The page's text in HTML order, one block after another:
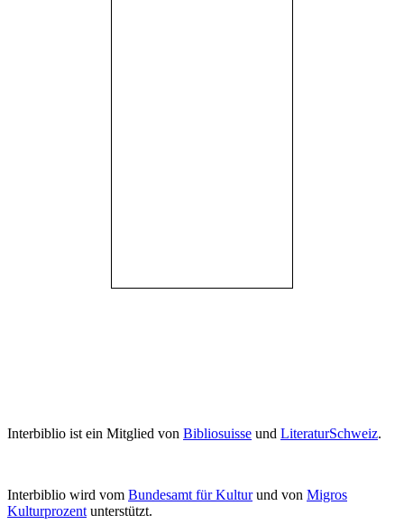
Interbiblio ist ein Mitglied von Bibliosuisse und LiteraturSchweiz.
Interbiblio wird vom Bundesamt für Kulturund von Migros
Kulturprozent unterstützt.